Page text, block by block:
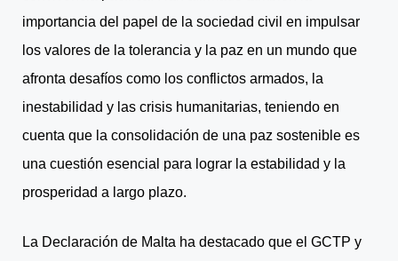
importancia del papel de la sociedad civil en impulsar
los valores de la tolerancia y la paz en un mundo que
afronta desafíos como los conflictos armados, la
inestabilidad y las crisis humanitarias, teniendo en
cuenta que la consolidación de una paz sostenible es
una cuestión esencial para lograr la estabilidad y la
prosperidad a largo plazo.
La Declaración de Malta ha destacado que el GCTP y